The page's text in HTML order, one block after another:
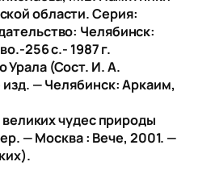
области. Серия:
Челябинск:
256 с.- 1987 г.
Урала (Сост. И. А.
— Челябинск: Аркаим,
чудес природы
— Москва : Вече, 2001. —